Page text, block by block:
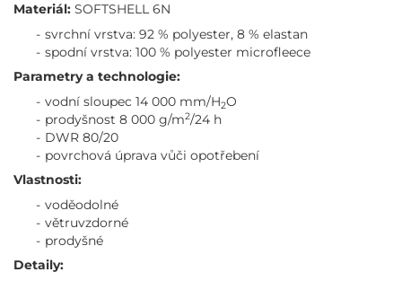
Materiál: SOFTSHELL 6N
svrchní vrstva: 92 % polyester, 8 % elastan
spodní vrstva: 100 % polyester microfleece
Parametry a technologie:
vodní sloupec 14 000 mm/H2O
prodyšnost 8 000 g/m2/24 h
DWR 80/20
povrchová úprava vůči opotřebení
Vlastnosti:
voděodolné
větruvzdorné
prodyšné
Detaily: